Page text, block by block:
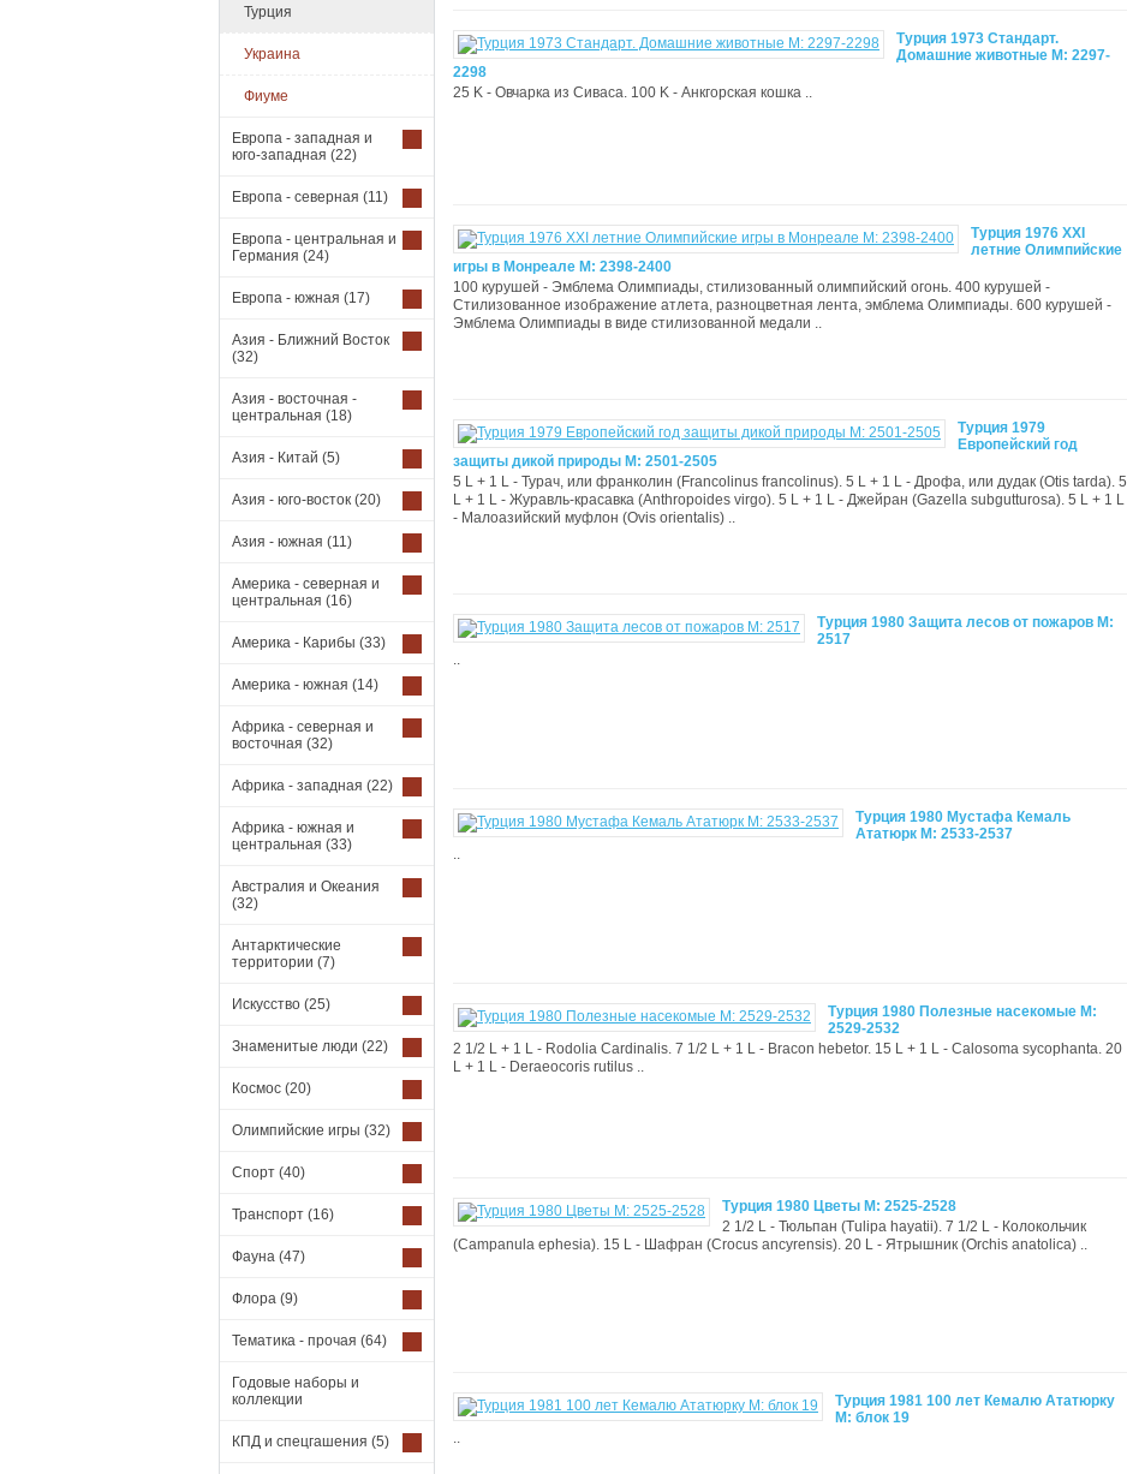
Турция
Украина
Фиуме
Европа - западная и
юго-западная (22)
Европа - северная (11)
Европа - центральная и
Германия (24)
Европа - южная (17)
Азия - Ближний Восток
(32)
Азия - восточная -
центральная (18)
Азия - Китай (5)
Азия - юго-восток (20)
Азия - южная (11)
Америка - северная и
центральная (16)
Америка - Карибы (33)
Америка - южная (14)
Африка - северная и
восточная (32)
Африка - западная (22)
Африка - южная и
центральная (33)
Австралия и Океания
(32)
Антарктические
территории (7)
Искусство (25)
Знаменитые люди (22)
Космос (20)
Олимпийские игры (32)
Спорт (40)
Транспорт (16)
Фауна (47)
Флора (9)
Тематика - прочая (64)
Годовые наборы и
коллекции
КПД и спецгашения (5)
Турция 1973 Стандарт.
Домашние животные М: 2297-
2298
25 K - Овчарка из Сиваса. 100 K - Анкгорская кошка ..
Турция 1976 XXI
летние Олимпийские
игры в Монреале М: 2398-2400
100 курушей - Эмблема Олимпиады, стилизованный олимпийский огонь. 400 курушей -
Стилизованное изображение атлета, разноцветная лента, эмблема Олимпиады. 600 курушей -
Эмблема Олимпиады в виде стилизованной медали ..
Турция 1979
Европейский год
защиты дикой природы М: 2501-2505
5 L + 1 L - Турач, или франколин (Francolinus francolinus). 5 L + 1 L - Дрофа, или дудак (Otis tarda). 5
L + 1 L - Журавль-красавка (Anthropoides virgo). 5 L + 1 L - Джейран (Gazella subgutturosa). 5 L + 1 L
- Малоазийский муфлон (Ovis orientalis) ..
Турция 1980 Защита лесов от пожаров М:
2517
..
Турция 1980 Мустафа Кемаль
Ататюрк М: 2533-2537
..
Турция 1980 Полезные насекомые М:
2529-2532
2 1/2 L + 1 L - Rodolia Cardinalis. 7 1/2 L + 1 L - Bracon hebetor. 15 L + 1 L - Calosoma sycophanta. 20
L + 1 L - Deraeocoris rutilus ..
Турция 1980 Цветы М: 2525-2528
2 1/2 L - Тюльпан (Tulipa hayatii). 7 1/2 L - Колокольчик
(Campanula ephesia). 15 L - Шафран (Crocus ancyrensis). 20 L - Ятрышник (Orchis anatolica) ..
Турция 1981 100 лет Кемалю Ататюрку
М: блок 19
..